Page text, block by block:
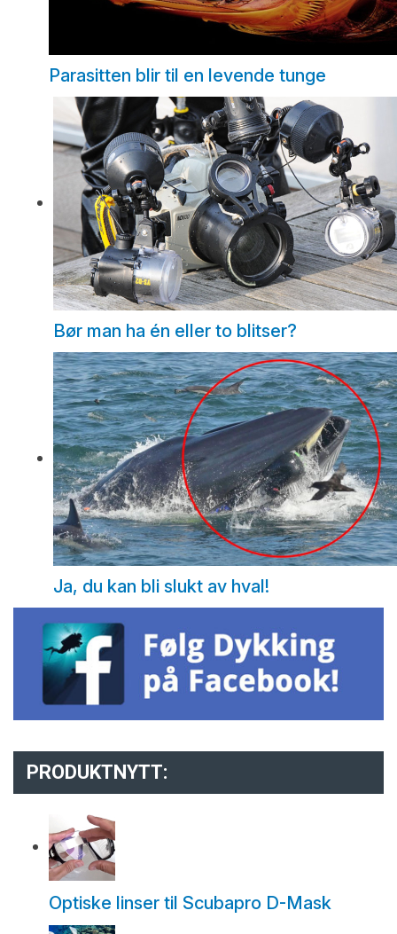
Parasitten blir til en levende tunge
Bør man ha én eller to blitser?
Ja, du kan bli slukt av hval!
PRODUKTNYTT:
Optiske linser til Scubapro D-Mask